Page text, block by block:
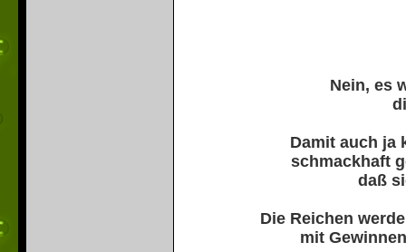
Nein, es
Damit auch ja
schmackhaft
daß
Die Reichen
mit